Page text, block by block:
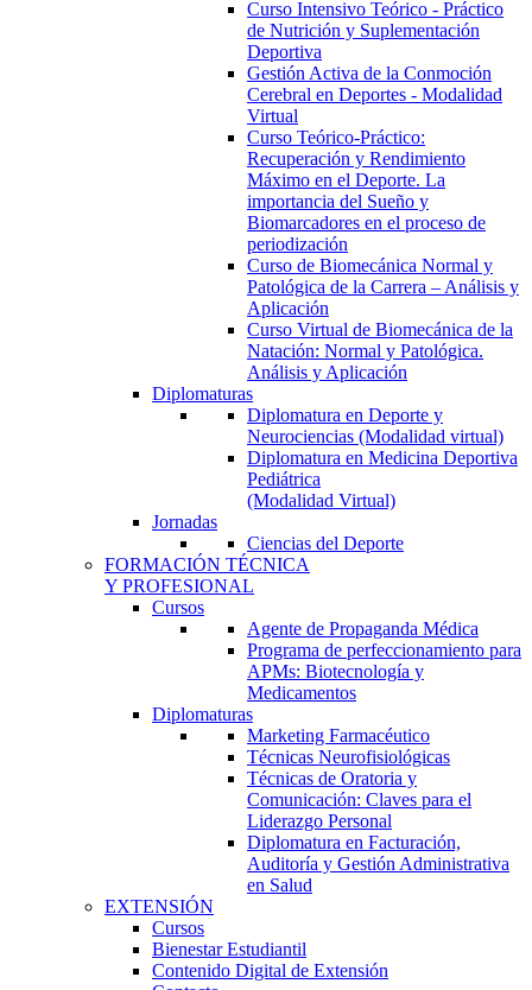
Curso Intensivo Teórico - Práctico
de Nutrición y Suplementación
Deportiva
Gestión Activa de la Conmoción
Cerebral en Deportes - Modalidad
Virtual
Curso Teórico-Práctico:
Recuperación y Rendimiento
Máximo en el Deporte. La
importancia del Sueño y
Biomarcadores en el proceso de
periodización
Curso de Biomecánica Normal y
Patológica de la Carrera – Análisis y
Aplicación
Curso Virtual de Biomecánica de la
Natación: Normal y Patológica.
Análisis y Aplicación
Diplomaturas
Diplomatura en Deporte y
Neurociencias (Modalidad virtual)
Diplomatura en Medicina Deportiva
Pediátrica
(Modalidad Virtual)
Jornadas
Ciencias del Deporte
FORMACIÓN TÉCNICA
Y PROFESIONAL
Cursos
Agente de Propaganda Médica
Programa de perfeccionamiento para
APMs: Biotecnología y
Medicamentos
Diplomaturas
Marketing Farmacéutico
Técnicas Neurofisiológicas
Técnicas de Oratoria y
Comunicación: Claves para el
Liderazgo Personal
Diplomatura en Facturación,
Auditoría y Gestión Administrativa
en Salud
EXTENSIÓN
Cursos
Bienestar Estudiantil
Contenido Digital de Extensión